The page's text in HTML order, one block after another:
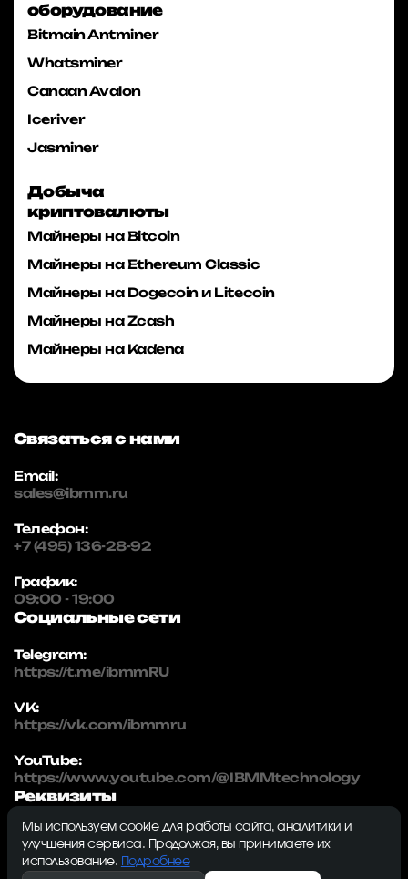
оборудование
Bitmain Antminer
Whatsminer
Canaan Avalon
Iceriver
Jasminer
Добыча
криптовалюты
Майнеры на Bitcoin
Майнеры на Ethereum Classic
Майнеры на Dogecoin и Litecoin
Майнеры на Zcash
Майнеры на Kadena
Связаться с нами
Email:
sales@ibmm.ru
Телефон:
+7 (495) 136-28-92
График:
09:00 - 19:00
Социальные сети
Telegram:
https://t.me/ibmmRU
VK:
https://vk.com/ibmmru
YouTube:
https://www.youtube.com/@IBMMtechnology
Реквизиты
IBMM | technology
ИНН: 5032334982
Мы используем cookie для работы сайта, аналитики и
улучшения сервиса. Продолжая, вы принимаете их
использование.
Подробнее